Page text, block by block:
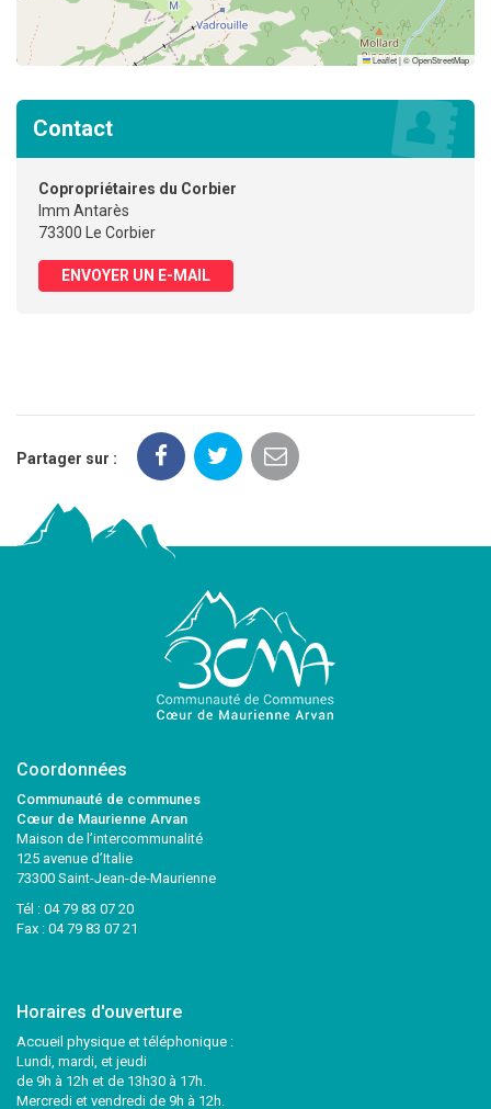
Leaflet|©OpenStreetMap
Contact
Copropriétaires du Corbier
Imm Antarès
73300 Le Corbier
ENVOYER UN E-MAIL
Partager sur :
Coordonnées
Communauté de communes
Cœur de Maurienne Arvan
Maison de l’intercommunalité
125 avenue d’Italie
73300 Saint-Jean-de-Maurienne
Tél : 04 79 83 07 20
Fax : 04 79 83 07 21
Horaires d'ouverture
Accueil physique et téléphonique :
Lundi, mardi, et jeudi
de 9h à 12h et de 13h30 à 17h.
Mercredi et vendredi de 9h à 12h.